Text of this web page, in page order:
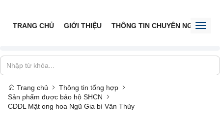
TRANG CHỦ GIỚI THIỆU THÔNG TIN CHUYÊN NGÀNH
Trang chủ
Thông tin tổng hợp
Sản phẩm được bảo hộ SHCN
CDĐL Mật ong hoa Ngũ Gia bì Vân Thủy